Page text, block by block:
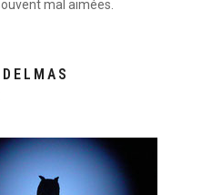
mal aimées.